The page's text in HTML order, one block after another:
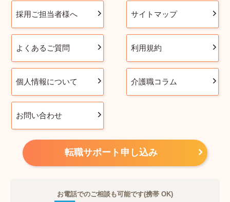
採用ご担当者様へ サイトマップ
よくあるご質問 利用規約
個人情報について 介護職コラム
お問い合わせ
転職サポート申し込み
お電話でのご相談も可能です(携帯 OK)